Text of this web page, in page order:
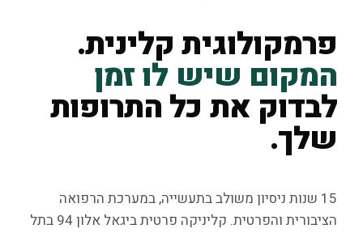
פרמקולוגית קלינית.
המקום שיש לו זמן
לבדוק את כל התרופות
שלך.
15 שנות ניסיון משולב בתעשייה, במערכת הרפואה
הציבורית והפרטית. קליניקה פרטית ביגאל אלון 94 בתל